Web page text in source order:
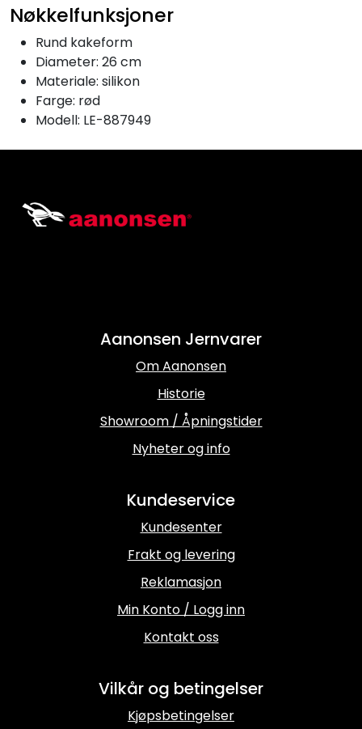
Nøkkelfunksjoner
Rund kakeform
Diameter: 26 cm
Materiale: silikon
Farge: rød
Modell: LE-887949
Aanonsen Jernvarer
Om Aanonsen
Historie
Showroom / Åpningstider
Nyheter og info
Kundeservice
Kundesenter
Frakt og levering
Reklamasjon
Min Konto / Logg inn
Kontakt oss
Vilkår og betingelser
Kjøpsbetingelser